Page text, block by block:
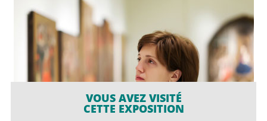
VOUS AVEZ VISITÉ
CETTE EXPOSITION